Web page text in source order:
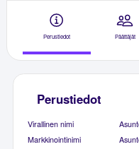
Perustiedot Päättäjät
Perustiedot
Virallinen nimi
Markkinointinimi